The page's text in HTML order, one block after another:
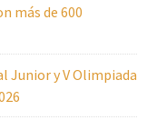
más de 600
Junior y V Olimpiada